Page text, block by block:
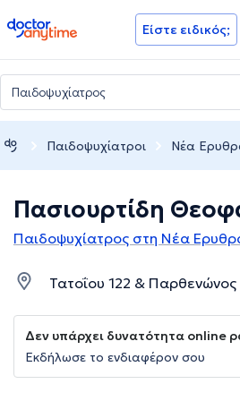
doctoranytime Είστε ειδικός;
Παιδοψυχίατροι Νέα
Πασιουρτίδη
Παιδοψυχίατρος στη Νέα
Τατοΐου 122 &
Δεν υπάρχει δυνατότητα online
Εκδήλωσε το ενδιαφέρον σου